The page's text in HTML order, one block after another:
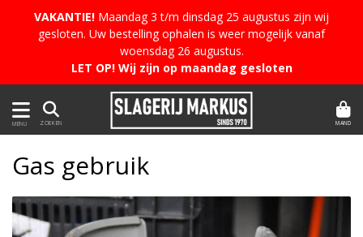
VAKANTIE! Maandag 3 t/m dinsdag 25 augustus zijn wij
gesloten. Uw bestelling ophalen is weer mogelijk vanaf
woensdag 26 augustus.
LET OP! Wij zijn op maandag gesloten
MENU ZOEKEN MAND
Gas gebruik